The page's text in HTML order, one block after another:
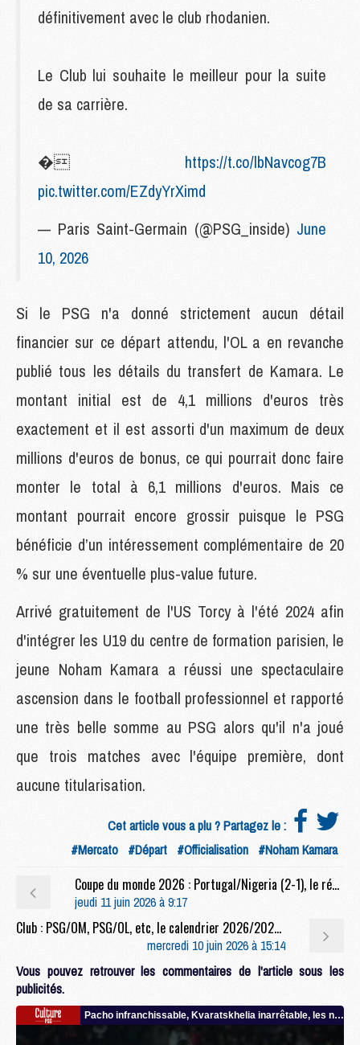
définitivement avec le club rhodanien.
Le Club lui souhaite le meilleur pour la suite
de sa carrière.
� https://t.co/lbNavcog7B
pic.twitter.com/EZdyYrXimd
— Paris Saint-Germain (@PSG_inside) June
10, 2026
Si le PSG n'a donné strictement aucun détail
financier sur ce départ attendu, l'OL a en revanche
publié tous les détails du transfert de Kamara. Le
montant initial est de 4,1 millions d'euros très
exactement et il est assorti d'un maximum de deux
millions d'euros de bonus, ce qui pourrait donc faire
monter le total à 6,1 millions d'euros. Mais ce
montant pourrait encore grossir puisque le PSG
bénéficie d’un intéressement complémentaire de 20
% sur une éventuelle plus-value future.
Arrivé gratuitement de l'US Torcy à l'été 2024 afin
d'intégrer les U19 du centre de formation parisien, le
jeune Noham Kamara a réussi une spectaculaire
ascension dans le football professionnel et rapporté
une très belle somme au PSG alors qu'il n'a joué
que trois matches avec l'équipe première, dont
aucune titularisation.
Cet article vous a plu ? Partagez le :
#Mercato #Départ #Officialisation #Noham Kamara
Coupe du monde 2026 : Portugal/Nigeria (2-1), le résumé et les buts en video
jeudi 11 juin 2026 à 9:17
Club : PSG/OM, PSG/OL, etc, le calendrier 2026/2027 du PSG dévoilé
mercredi 10 juin 2026 à 15:14
Vous pouvez retrouver les commentaires de l'article sous les
publicités.